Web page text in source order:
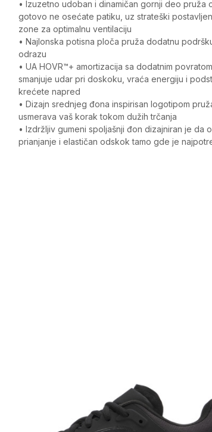
• Izuzetno udoban i dinamičan gornji deo pruža
gotovo ne osećate patiku, uz strateški
zone za optimalnu ventilaciju
• Najlonska potisna ploča pruža dodatnu
odrazu
• UA HOVR™+ amortizacija sa dodatnim
smanjuje udar pri doskoku, vraća energiju i
krećete napred
• Dizajn srednjeg đona inspirisan logotipom
usmerava vaš korak tokom dužih trčanja
• Izdržljiv gumeni spoljašnji đon dizajniran je da
prianjanje i elastičan odskok tamo gde je